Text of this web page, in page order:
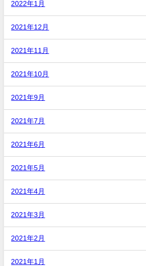
2022年1月
2021年12月
2021年11月
2021年10月
2021年9月
2021年7月
2021年6月
2021年5月
2021年4月
2021年3月
2021年2月
2021年1月